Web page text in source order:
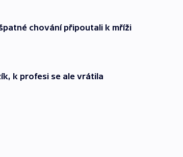
chování připoutali k mříži
k profesi se ale vrátila